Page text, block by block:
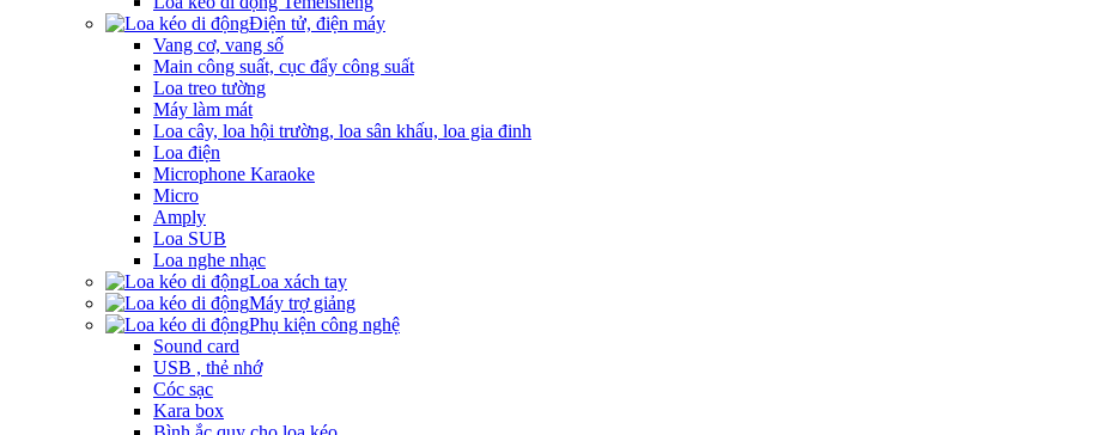
Điện tử, điện máy
Vang cơ, vang số
Main công suất, cục đẩy công suất
Loa treo tường
Máy làm mát
Loa cây, loa hội trường, loa sân khấu, loa gia đinh
Loa điện
Microphone Karaoke
Micro
Amply
Loa SUB
Loa nghe nhạc
Loa xách tay
Máy trợ giảng
Phụ kiện công nghệ
Sound card
USB , thẻ nhớ
Cóc sạc
Kara box